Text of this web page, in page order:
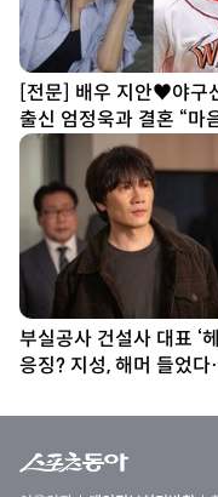
[전문] 배우 지안♥야구
출신 엄정욱과 결혼 “마
따뜻한 사람”
부실공사 건설사 대표 ‘
응징? 지성, 해머 들었